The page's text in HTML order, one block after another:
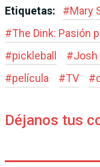
Etiquetas: #Mary
#The Dink: Pasión
#pickleball #Josh
#película #TV #
Déjanos tus